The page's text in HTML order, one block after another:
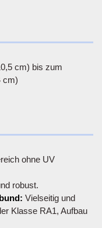
cm) bis zum
cm)
ohne UV
robust.
Vielseitig und
Klasse RA1, Aufbau